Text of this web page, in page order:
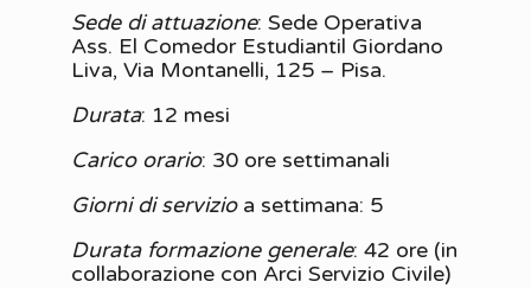
Sede di attuazione: Sede Operativa
Ass. El Comedor Estudiantil Giordano
Liva, Via Montanelli, 125 – Pisa.
Durata: 12 mesi
Carico orario: 30 ore settimanali
Giorni di servizioa settimana: 5
Durata formazione generale: 42 ore (in
collaborazione con Arci Servizio Civile)